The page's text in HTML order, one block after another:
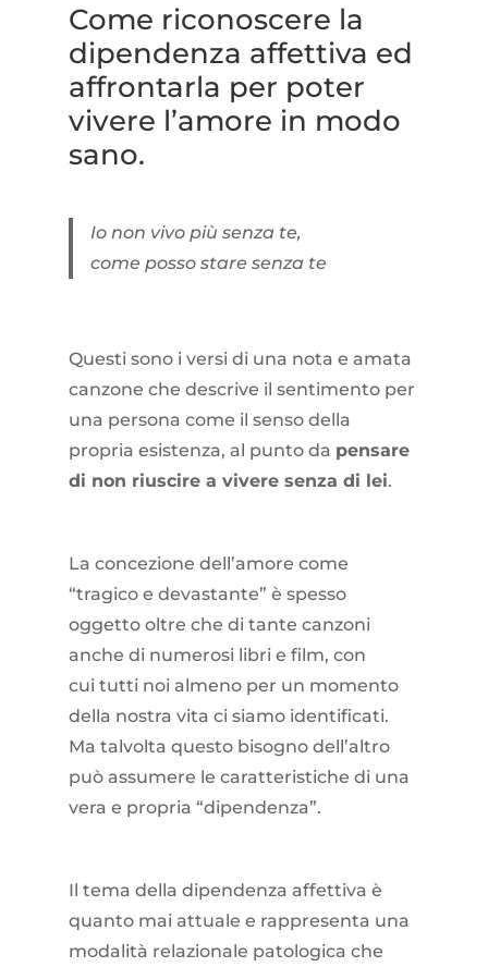
Come riconoscere la
dipendenza affettiva ed
affrontarla per poter
vivere l’amore in modo
sano.
Io non vivo più senza te,
come posso stare senza te
Questi sono i versi di una nota e amata
canzone che descrive il sentimento per
una persona come il senso della
propria esistenza, al punto da pensare
di non riuscire a vivere senza di lei.
La concezione dell’amore come
“tragico e devastante” è spesso
oggetto oltre che di tante canzoni
anche di numerosi libri e film, con
cui tutti noi almeno per un momento
della nostra vita ci siamo identificati.
Ma talvolta questo bisogno dell’altro
può assumere le caratteristiche di una
vera e propria “dipendenza”.
Il tema della dipendenza affettiva è
quanto mai attuale e rappresenta una
modalità relazionale patologica che